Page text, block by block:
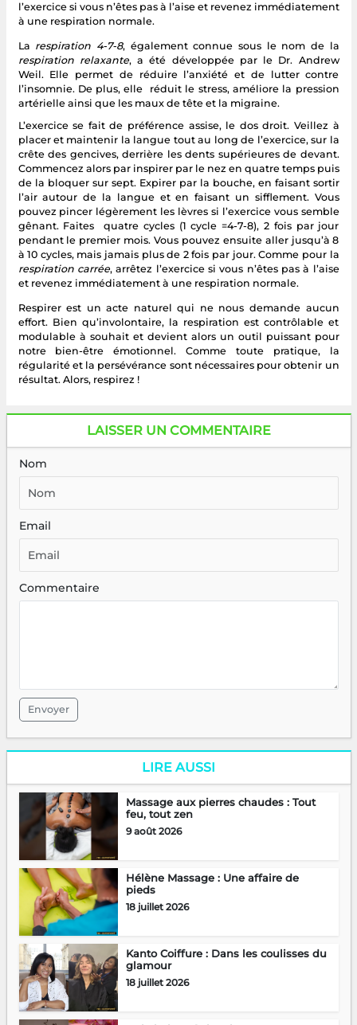
l’exercice si vous n’êtes pas à l’aise et revenez immédiatement
à une respiration normale.
La respiration 4-7-8, également connue sous le nom de la
respiration relaxante, a été développée par le Dr. Andrew
Weil. Elle permet de réduire l’anxiété et de lutter contre
l’insomnie. De plus, elle réduit le stress, améliore la pression
artérielle ainsi que les maux de tête et la migraine.
L’exercice se fait de préférence assise, le dos droit. Veillez à
placer et maintenir la langue tout au long de l’exercice, sur la
crête des gencives, derrière les dents supérieures de devant.
Commencez alors par inspirer par le nez en quatre temps puis
de la bloquer sur sept. Expirer par la bouche, en faisant sortir
l’air autour de la langue et en faisant un sifflement. Vous
pouvez pincer légèrement les lèvres si l’exercice vous semble
gênant. Faites quatre cycles (1 cycle =4-7-8), 2 fois par jour
pendant le premier mois. Vous pouvez ensuite aller jusqu’à 8
à 10 cycles, mais jamais plus de 2 fois par jour. Comme pour la
respiration carrée, arrêtez l’exercice si vous n’êtes pas à l’aise
et revenez immédiatement à une respiration normale.
Respirer est un acte naturel qui ne nous demande aucun
effort. Bien qu’involontaire, la respiration est contrôlable et
modulable à souhait et devient alors un outil puissant pour
notre bien-être émotionnel. Comme toute pratique, la
régularité et la persévérance sont nécessaires pour obtenir un
résultat. Alors, respirez !
LAISSER UN COMMENTAIRE
Nom
Email
Commentaire
Envoyer
LIRE AUSSI
Massage aux pierres chaudes : Tout
feu, tout zen
9 août 2026
Hélène Massage : Une affaire de
pieds
18 juillet 2026
Kanto Coiffure : Dans les coulisses du
glamour
18 juillet 2026